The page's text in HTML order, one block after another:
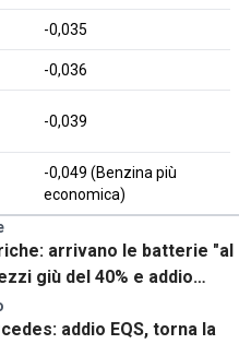
-0,035
-0,036
-0,039
-0,049 (Benzina più
economica)
arrivano le batterie "al
giù del 40% e addio
addio EQS, torna la